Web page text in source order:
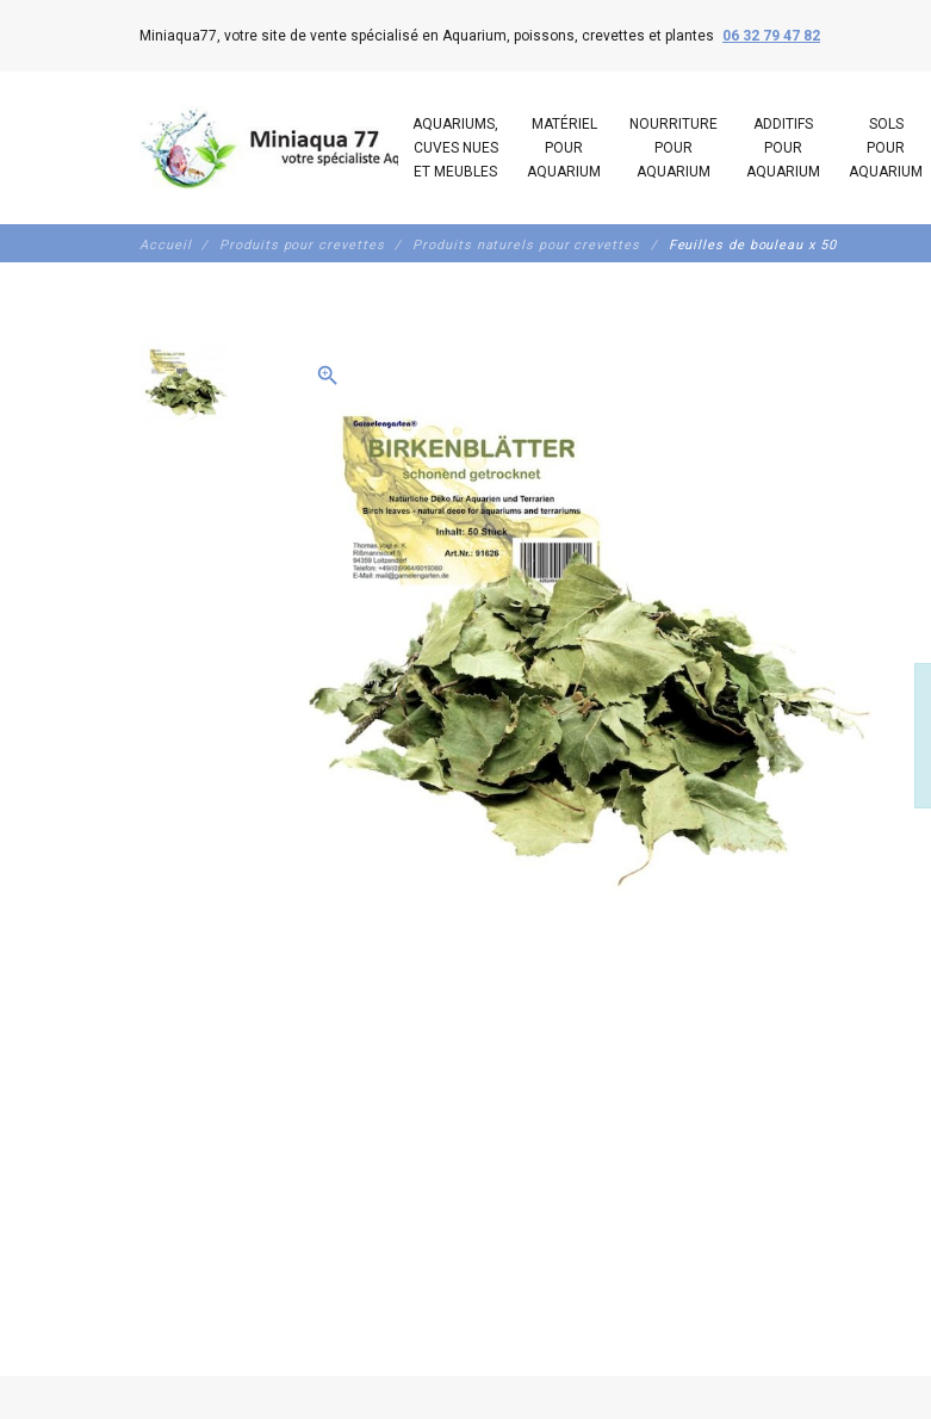
Miniaqua77, votre site de vente spécialisé en Aquarium, poissons, crevettes et plantes 06 32 79 47 82
AQUARIUMS,
CUVES NUES
ET MEUBLES
MATÉRIEL
POUR
AQUARIUM
NOURRITURE
POUR
AQUARIUM
ADDITIFS
POUR
AQUARIUM
SOLS
POUR
AQUARIUM
Accueil Produits pour crevettes Produits naturels pour crevettes Feuilles de bouleau x 50
zoom_in